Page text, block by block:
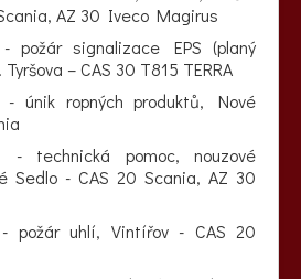
AZ 30 Iveco Magirus
požár signalizace EPS (planý
– CAS 30 T815 TERRA
- únik ropných produktů, Nové
- technická pomoc, nouzové
Sedlo - CAS 20 Scania, AZ 30
- požár uhlí, Vintířov - CAS 20